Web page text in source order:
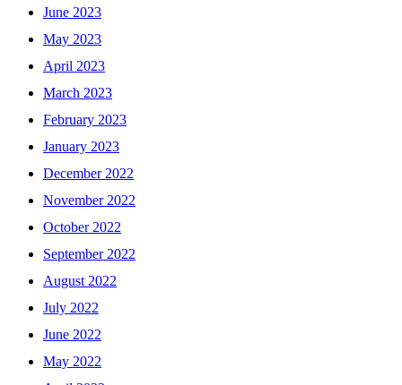
June 2023
May 2023
April 2023
March 2023
February 2023
January 2023
December 2022
November 2022
October 2022
September 2022
August 2022
July 2022
June 2022
May 2022